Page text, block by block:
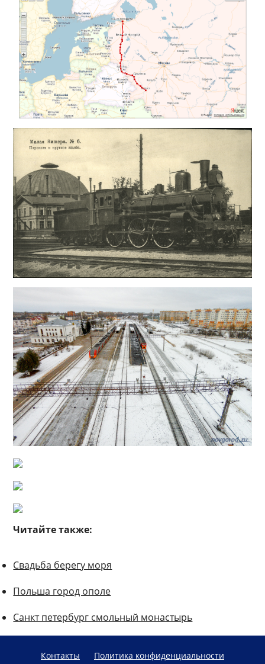
Читайте также:
Свадьба берегу моря
Польша город ополе
Санкт петербург смольный монастырь
Контакты Политика конфиденциальности